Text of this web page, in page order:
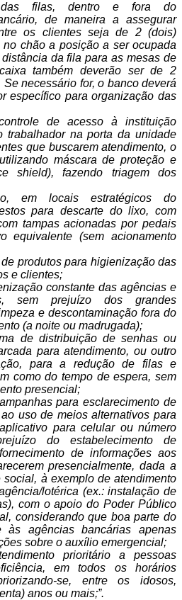
das filas, dentro e fora do
de maneira a assegurar
os clientes seja de 2 (dois)
no chão a posição a ser ocupada
da fila para as mesas de
também deverão ser de 2
necessário for, o banco deverá
específico para organização das
de acesso à instituição
trabalhador na porta da unidade
que buscarem atendimento, o
máscara de proteção e
shield), fazendo triagem dos
em locais estratégicos do
para descarte do lixo, com
tampas acionadas por pedais
equivalente (sem acionamento
produtos para higienização das
e clientes;
constante das agências e
sem prejuízo dos grandes
e descontaminação fora do
(a noite ou madrugada);
de distribuição de senhas ou
para atendimento, ou outro
para a redução de filas e
como do tempo de espera, sem
presencial;
para esclarecimento de
uso de meios alternativos para
para celular ou número
do estabelecimento de
de informações aos
presencialmente, dada a
à exemplo de atendimento
lotérica (ex.: instalação de
com o apoio do Poder Público
considerando que boa parte do
às agências bancárias apenas
sobre o auxílio emergencial;
prioritário a pessoas
em todos os horários
se, entre os idosos,
anos ou mais;”.